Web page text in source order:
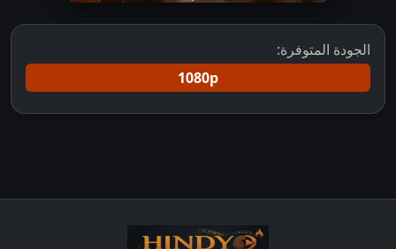
الجودة المتوفرة:
1080p